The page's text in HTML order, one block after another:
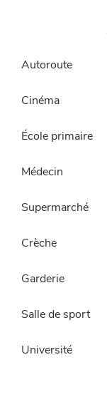
Autoroute
Cinéma
École primaire
Médecin
Supermarché
Crèche
Garderie
Salle de sport
Université